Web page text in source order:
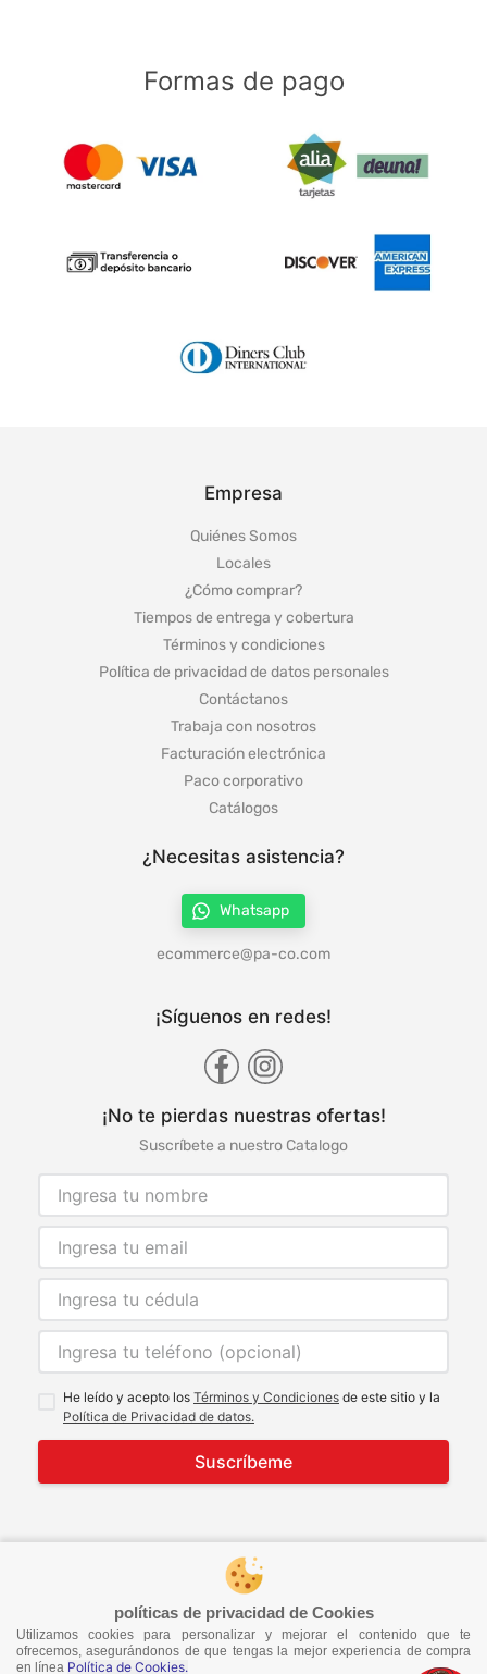
políticas de privacidad de Cookies
Utilizamos cookies para personalizar y mejorar el contenido que te
ofrecemos, asegurándonos de que tengas la mejor experiencia de compra
en línea Política de Cookies.
Formas de pago
Empresa
Quiénes Somos
Locales
¿Cómo comprar?
Tiempos de entrega y cobertura
Términos y condiciones
Política de privacidad de datos personales
Contáctanos
Trabaja con nosotros
Facturación electrónica
Paco corporativo
Catálogos
¿Necesitas asistencia?
Whatsapp
ecommerce@pa-co.com
¡Síguenos en redes!
¡No te pierdas nuestras ofertas!
Suscríbete a nuestro Catalogo
He leído y acepto los Términos y Condiciones de este sitio y la
Política de Privacidad de datos.
Suscríbeme
© 2021 Todos los derechos reservados
developed by